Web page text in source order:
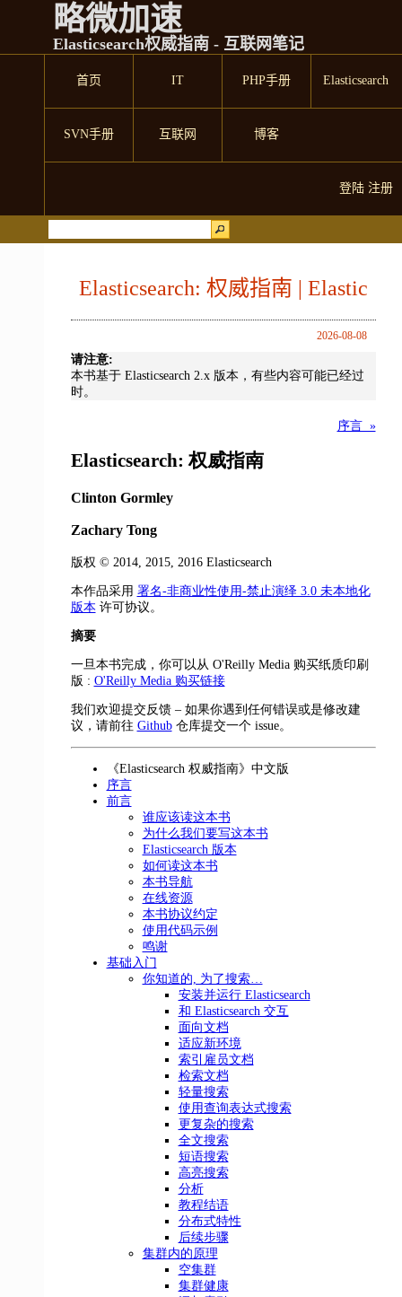
略微加速
Elasticsearch权威指南 - 互联网笔记
首页 IT PHP手册 Elasticsearch
SVN手册 互联网 博客
登陆 注册
Elasticsearch: 权威指南 | Elastic
2026-08-08
请注意:
本书基于 Elasticsearch 2.x 版本，有些内容可能已经过
时。
序言 »
Elasticsearch: 权威指南
Clinton Gormley
Zachary Tong
版权 © 2014, 2015, 2016 Elasticsearch
本作品采用 署名-非商业性使用-禁止演绎 3.0 未本地化
版本 许可协议。
摘要
一旦本书完成，你可以从 O'Reilly Media 购买纸质印刷
版 : O'Reilly Media 购买链接
我们欢迎提交反馈 – 如果你遇到任何错误或是修改建
议，请前往 Github仓库提交一个 issue。
《Elasticsearch 权威指南》中文版
序言
前言
谁应该读这本书
为什么我们要写这本书
Elasticsearch 版本
如何读这本书
本书导航
在线资源
本书协议约定
使用代码示例
鸣谢
基础入门
你知道的, 为了搜索…
安装并运行 Elasticsearch
和 Elasticsearch 交互
面向文档
适应新环境
索引雇员文档
检索文档
轻量搜索
使用查询表达式搜索
更复杂的搜索
全文搜索
短语搜索
高亮搜索
分析
教程结语
分布式特性
后续步骤
集群内的原理
空集群
集群健康